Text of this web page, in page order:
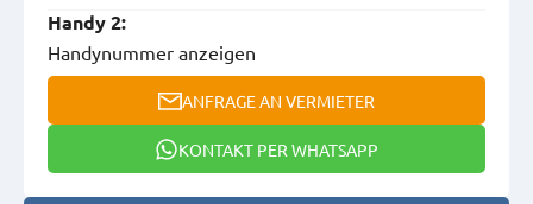
Handy 2:
Handynummer anzeigen
ANFRAGE AN VERMIETER
KONTAKT PER WHATSAPP